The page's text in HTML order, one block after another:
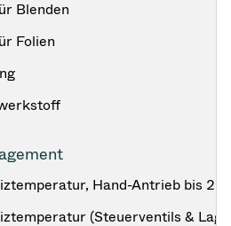
Blenden
Folien
Hand-Antrieb bis
(Steuerventils &